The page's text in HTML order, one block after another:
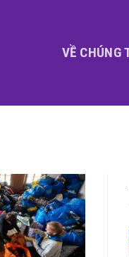
VỀ CHÚNG